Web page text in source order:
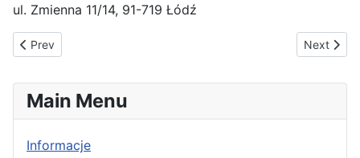
ul. Zmienna 11/14, 91-719 Łódź
Previous article: Skup / Kupimy
Prev Next
Next
Main Menu
Informacje